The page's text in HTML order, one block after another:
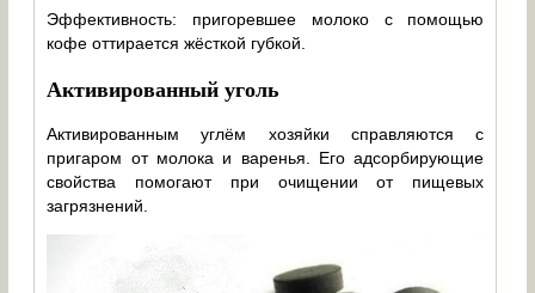
Эффективность: пригоревшее молоко с помощью
кофе оттирается жёсткой губкой.
Активированный уголь
Активированным углём хозяйки справляются с
пригаром от молока и варенья. Его адсорбирующие
свойства помогают при очищении от пищевых
загрязнений.